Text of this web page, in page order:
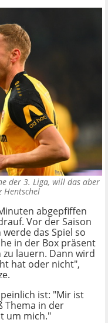
der 3. Liga, will das aber
Hentschel
abgepfiffen
Vor der Saison
das Spiel so
in der Box präsent
lauern. Dann wird
hat oder nicht",
ist: "Mir ist
Thema in der
um mich."